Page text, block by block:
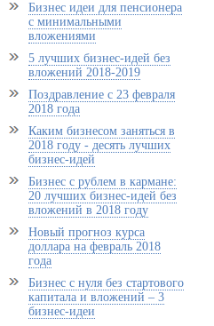
Бизнес идеи для пенсионера
с минимальными
вложениями
5 лучших бизнес-идей без
вложений 2018-2019
Поздравление с 23 февраля
2018 года
Каким бизнесом заняться в
2018 году - десять лучших
бизнес-идей
Бизнес с рублем в кармане:
20 лучших бизнес-идей без
вложений в 2018 году
Новый прогноз курса
доллара на февраль 2018
года
Бизнес с нуля без стартового
капитала и вложений – 3
бизнес-идеи